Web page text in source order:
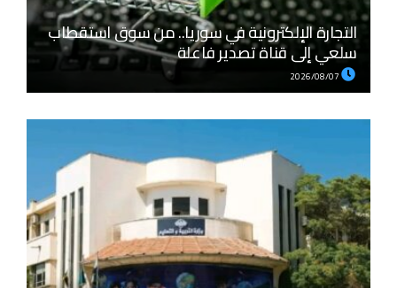
التجارة الإلكترونية في سوريا.. من سوق استقطاب
سلعي إلى قناة تصدير فاعلة